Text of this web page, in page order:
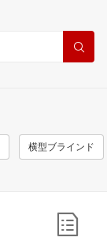
横型ブラインド